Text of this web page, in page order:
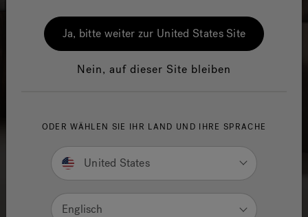
Ja, bitte weiter zur United States Site
Nein, auf dieser Site bleiben
ODER WÄHLEN SIE IHR LAND UND IHRE SPRACHE
United States
Englisch